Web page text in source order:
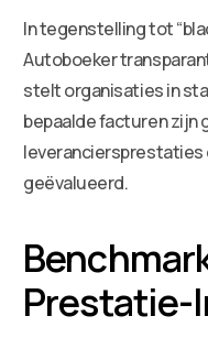
In tegenstelling tot
Autoboeker
stelt organisaties in
bepaalde facturen zijn
leveranciersprestaties
geëvalueerd.
Prestatie-